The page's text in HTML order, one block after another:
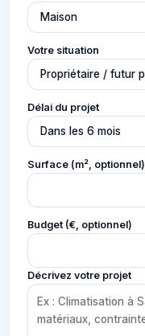
Votre situation
Délai du projet
Surface (m², optionnel)
Budget (€, optionnel)
Décrivez votre projet